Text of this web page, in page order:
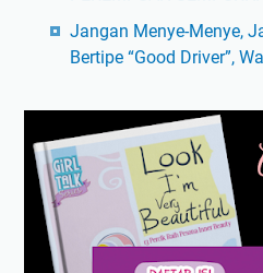
Jangan Menye-Menye,
Bertipe “Good Driver”,